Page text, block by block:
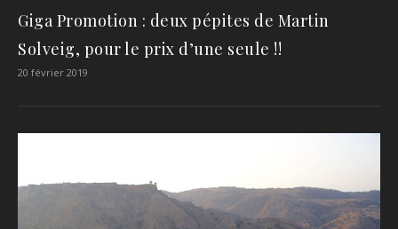
Giga Promotion : deux pépites de Martin
Solveig, pour le prix d’une seule !!
20 février 2019